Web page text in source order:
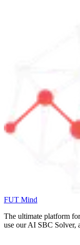
FUT Mind
The ultimate platform
use our AI SBC Solver,